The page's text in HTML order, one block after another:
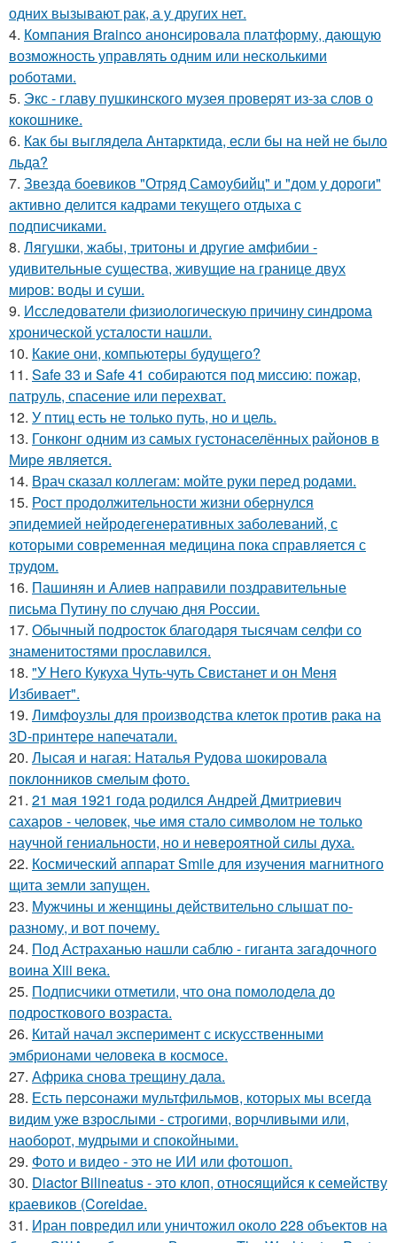
одних вызывают рак, а у других нет.
4. Компания Brainco анонсировала платформу, дающую
возможность управлять одним или несколькими
роботами.
5. Экс - главу пушкинского музея проверят из-за слов о
кокошнике.
6. Как бы выглядела Антарктида, если бы на ней не было
льда?
7. Звезда боевиков "Отряд Самоубийц" и "дом у дороги"
активно делится кадрами текущего отдыха с
подписчиками.
8. Лягушки, жабы, тритоны и другие амфибии -
удивительные существа, живущие на границе двух
миров: воды и суши.
9. Исследователи физиологическую причину синдрома
хронической усталости нашли.
10. Какие они, компьютеры будущего?
11. Safe 33 и Safe 41 собираются под миссию: пожар,
патруль, спасение или перехват.
12. У птиц есть не только путь, но и цель.
13. Гонконг одним из самых густонаселённых районов в
Мире является.
14. Врач сказал коллегам: мойте руки перед родами.
15. Рост продолжительности жизни обернулся
эпидемией нейродегенеративных заболеваний, с
которыми современная медицина пока справляется с
трудом.
16. Пашинян и Алиев направили поздравительные
письма Путину по случаю дня России.
17. Обычный подросток благодаря тысячам селфи со
знаменитостями прославился.
18. "У Него Кукуха Чуть-чуть Свистанет и он Меня
Избивает".
19. Лимфоузлы для производства клеток против рака на
3D-принтере напечатали.
20. Лысая и нагая: Наталья Рудова шокировала
поклонников смелым фото.
21. 21 мая 1921 года родился Андрей Дмитриевич
сахаров - человек, чье имя стало символом не только
научной гениальности, но и невероятной силы духа.
22. Космический аппарат Smile для изучения магнитного
щита земли запущен.
23. Мужчины и женщины действительно слышат по-
разному, и вот почему.
24. Под Астраханью нашли саблю - гиганта загадочного
воина Xiii века.
25. Подписчики отметили, что она помолодела до
подросткового возраста.
26. Китай начал эксперимент с искусственными
эмбрионами человека в космосе.
27. Африка снова трещину дала.
28. Есть персонажи мультфильмов, которых мы всегда
видим уже взрослыми - строгими, ворчливыми или,
наоборот, мудрыми и спокойными.
29. Фото и видео - это не ИИ или фотошоп.
30. Diactor Bilineatus - это клоп, относящийся к семейству
краевиков (Coreidae.
31. Иран повредил или уничтожил около 228 объектов на